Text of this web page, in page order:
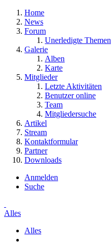
Home
News
Forum
Unerledigte Themen
Galerie
Alben
Karte
Mitglieder
Letzte Aktivitäten
Benutzer online
Team
Mitgliedersuche
Artikel
Stream
Kontaktformular
Partner
Downloads
Anmelden
Suche
Alles
Alles